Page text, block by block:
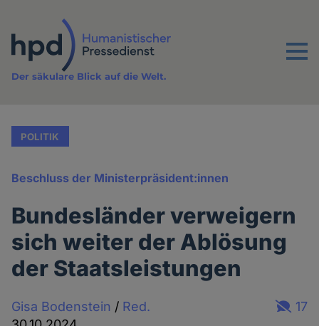
Inhalt
Menu
Der säkulare Blick auf die Welt.
POLITIK
Beschluss der Ministerpräsident:innen
Bundesländer verweigern
sich weiter der Ablösung
der Staatsleistungen
Gisa Bodenstein / Red.
17